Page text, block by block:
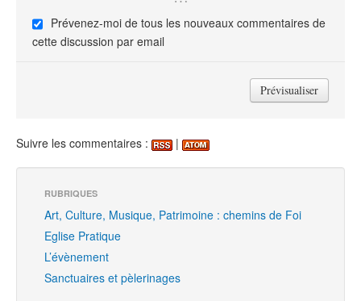
Prévenez-moi de tous les nouveaux commentaires de
cette discussion par email
Suivre les commentaires : |
RUBRIQUES
Art, Culture, Musique, Patrimoine : chemins de Foi
Eglise Pratique
L’évènement
Sanctuaires et pèlerinages